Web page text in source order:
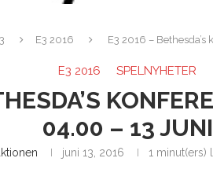
E3 2016 E3 2016 –
E3 2016 SPELNYHETER
04.00 – 13 JUNI
juni 13, 2016 1 minut(ers)